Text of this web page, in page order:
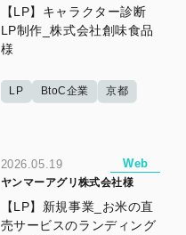
【LP】キャラクター診断
LP制作_株式会社創味食品
様
LP BtoC企業 京都
2026.05.19 Web
ヤンマーアグリ株式会社様
【LP】新規事業_お米の直
売サービスのランディング